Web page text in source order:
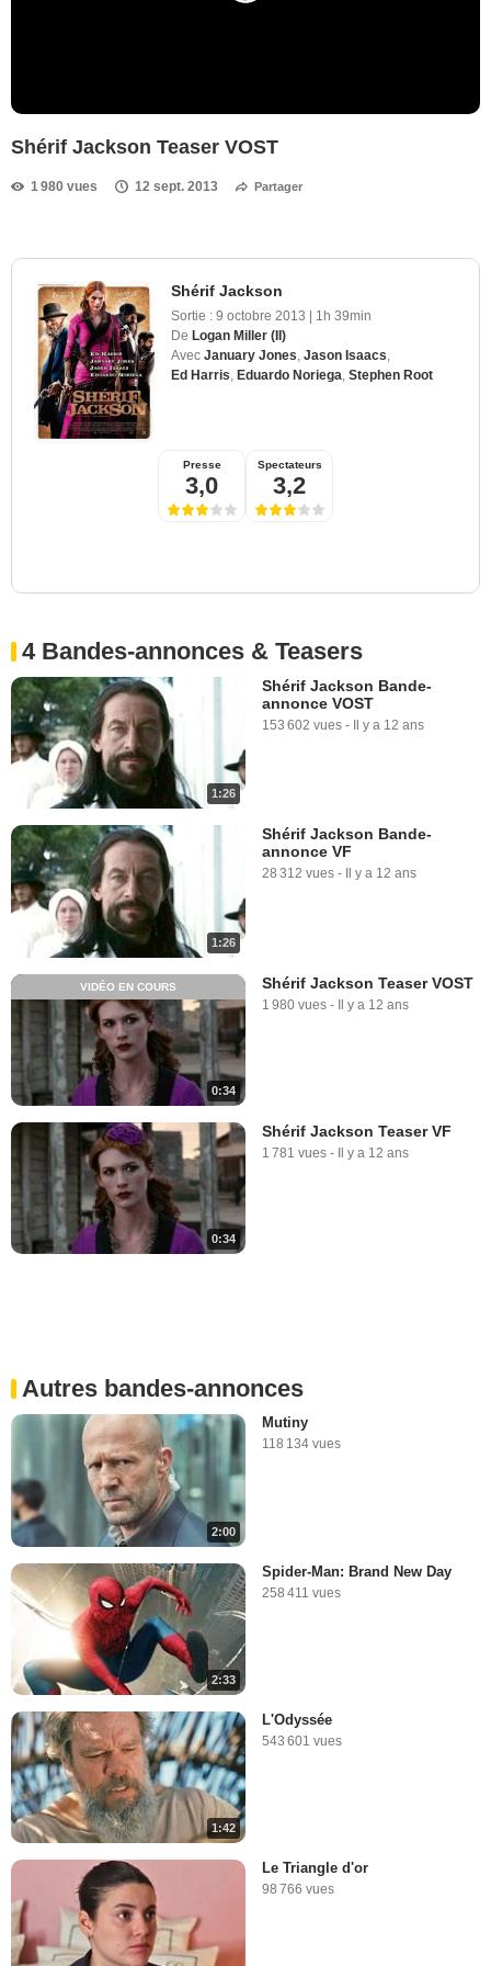
Shérif Jackson Teaser VOST
1 980 vues 12 sept. 2013 Partager
Shérif Jackson
Sortie : 9 octobre 2013 | 1h 39min
De Logan Miller (II)
Avec January Jones Jason Isaacs
Ed Harris Eduardo Noriega Stephen Root
Presse
3,0
Spectateurs
3,2
4 Bandes-annonces & Teasers
1:26
Shérif Jackson Bande-
annonce VOST
153 602 vues - Il y a 12 ans
1:26
Shérif Jackson Bande-
annonce VF
28 312 vues - Il y a 12 ans
0:34
VIDÉO EN COURS Shérif Jackson Teaser VOST
1 980 vues - Il y a 12 ans
0:34
Shérif Jackson Teaser VF
1 781 vues - Il y a 12 ans
Autres bandes-annonces
2:00
Mutiny
118 134 vues
2:33
Spider-Man: Brand New Day
258 411 vues
1:42
L'Odyssée
543 601 vues
Le Triangle d'or
98 766 vues